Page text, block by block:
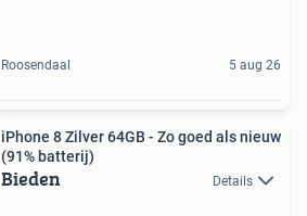
Roosendaal 5 aug 26
iPhone 8 Zilver 64GB - Zo goed als nieuw
(91% batterij)
Bieden Details